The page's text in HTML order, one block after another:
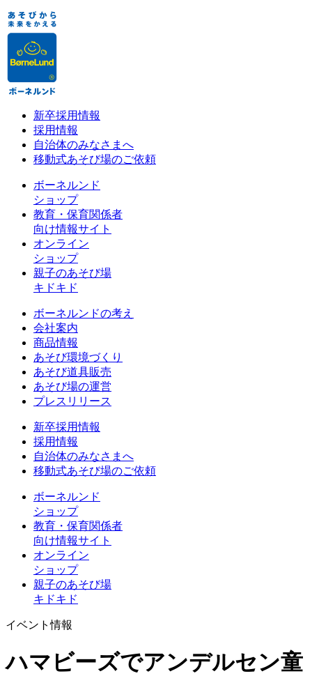
新卒採用情報
採用情報
自治体のみなさまへ
移動式あそび場のご依頼
ボーネルンド
ショップ
教育・保育関係者
向け情報サイト
オンライン
ショップ
親子のあそび場
キドキド
ボーネルンドの考え
会社案内
商品情報
あそび環境づくり
あそび道具販売
あそび場の運営
プレスリリース
新卒採用情報
採用情報
自治体のみなさまへ
移動式あそび場のご依頼
ボーネルンド
ショップ
教育・保育関係者
向け情報サイト
オンライン
ショップ
親子のあそび場
キドキド
イベント情報
ハマビーズでアンデルセン童